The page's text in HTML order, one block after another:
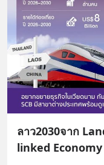
ลาว2030จาก
linked Economy